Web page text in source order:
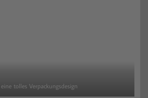
eine tolles Verpackungsdesign